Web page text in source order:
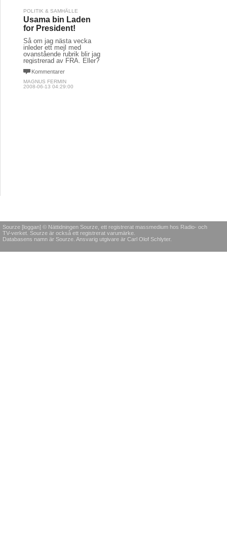
POLITIK & SAMHÄLLE
Usama bin Laden
for President!
Så om jag nästa vecka
inleder ett mejl med
ovanstående rubrik blir jag
registrerad av FRA. Eller?
Kommentarer
MAGNUS FERMIN
2008-06-13 04:29:00
Sourze [loggan] © Nättidningen Sourze, ett registrerat massmedium hos Radio- och
TV-verket. Sourze är också ett registrerat varumärke.
Databasens namn är Sourze. Ansvarig utgivare är Carl Olof Schlyter.